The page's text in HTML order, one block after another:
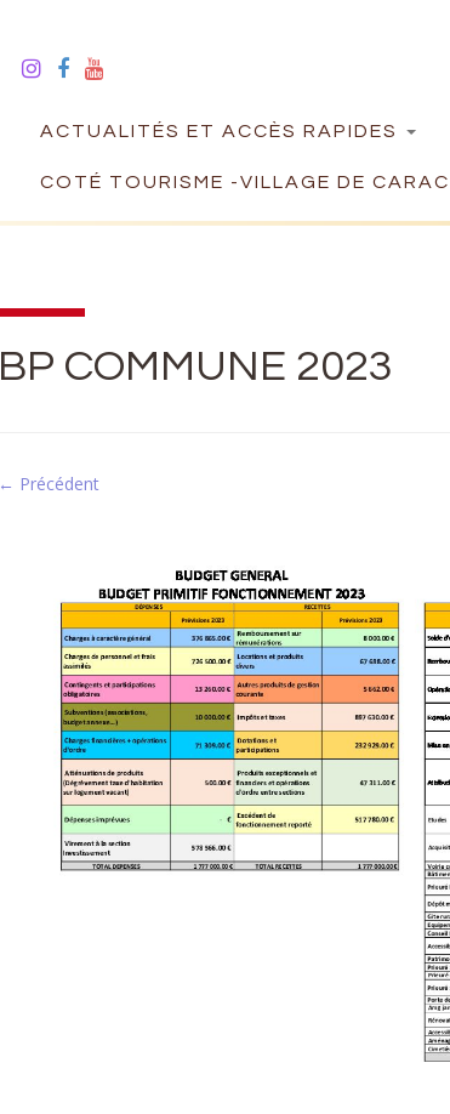
ACTUALITÉS ET ACCÈS RAPIDES
COTÉ TOURISME -VILLAGE DE
BP COMMUNE 2023
← Précédent